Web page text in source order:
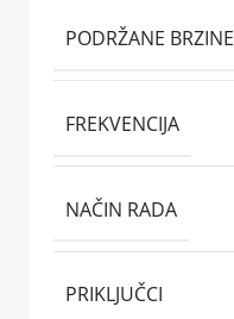
PODRŽANE BRZINE
FREKVENCIJA
NAČIN RADA
PRIKLJUČCI